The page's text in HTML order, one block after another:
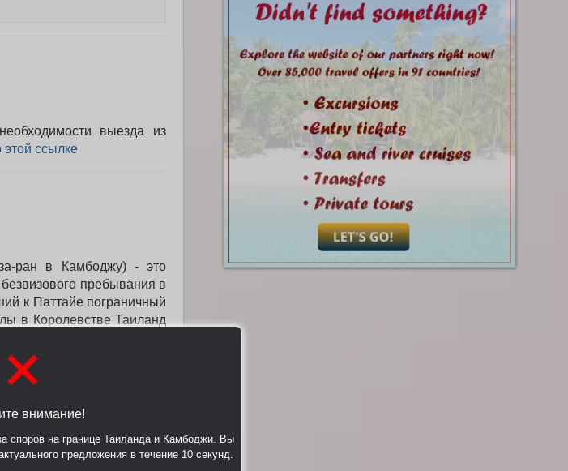
выезда из
этой ссылке
ран в Камбоджу) - это
пребывания в
к Паттайе пограничный
в Королевстве Таиланд
является одним из
3199
+внимание!
споров на границе Таиланда и Камбоджи. Вы
предложения в течение 10 секунд.